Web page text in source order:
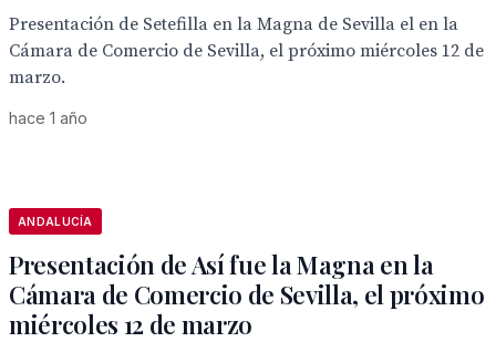
Presentación de Setefilla en la Magna de Sevilla el en la
Cámara de Comercio de Sevilla, el próximo miércoles 12 de
marzo.
hace 1 año
ANDALUCÍA
Presentación de Así fue la Magna en la
Cámara de Comercio de Sevilla, el próximo
miércoles 12 de marzo